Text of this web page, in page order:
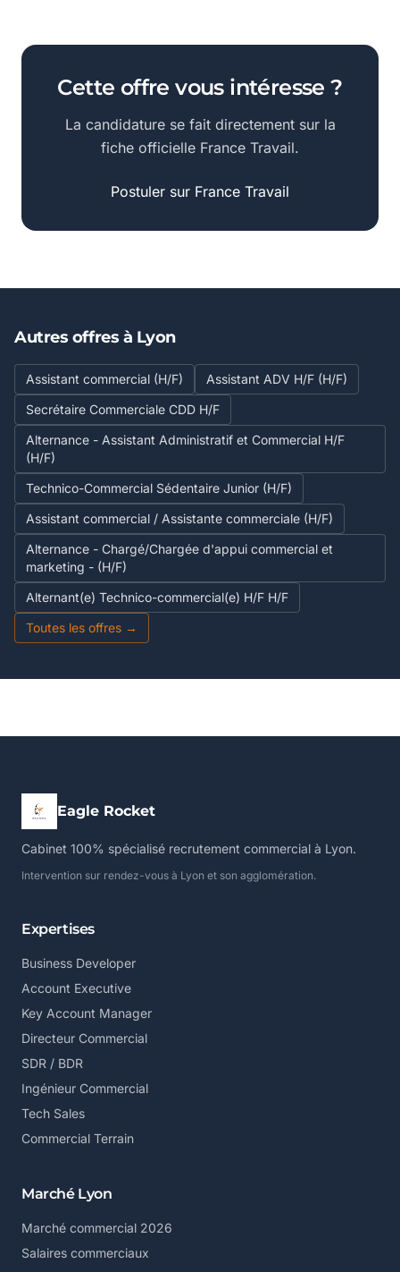
Cette offre vous intéresse ?
La candidature se fait directement sur la
fiche officielle France Travail.
Postuler sur France Travail
Autres offres à Lyon
Assistant commercial (H/F)
Assistant ADV H/F (H/F)
Secrétaire Commerciale CDD H/F
Alternance - Assistant Administratif et Commercial H/F
(H/F)
Technico-Commercial Sédentaire Junior (H/F)
Assistant commercial / Assistante commerciale (H/F)
Alternance - Chargé/Chargée d'appui commercial et
marketing - (H/F)
Alternant(e) Technico-commercial(e) H/F H/F
Toutes les offres →
Eagle Rocket
Cabinet 100% spécialisé recrutement commercial à Lyon.
Intervention sur rendez-vous à Lyon et son agglomération.
Expertises
Business Developer
Account Executive
Key Account Manager
Directeur Commercial
SDR / BDR
Ingénieur Commercial
Tech Sales
Commercial Terrain
Marché Lyon
Marché commercial 2026
Salaires commerciaux